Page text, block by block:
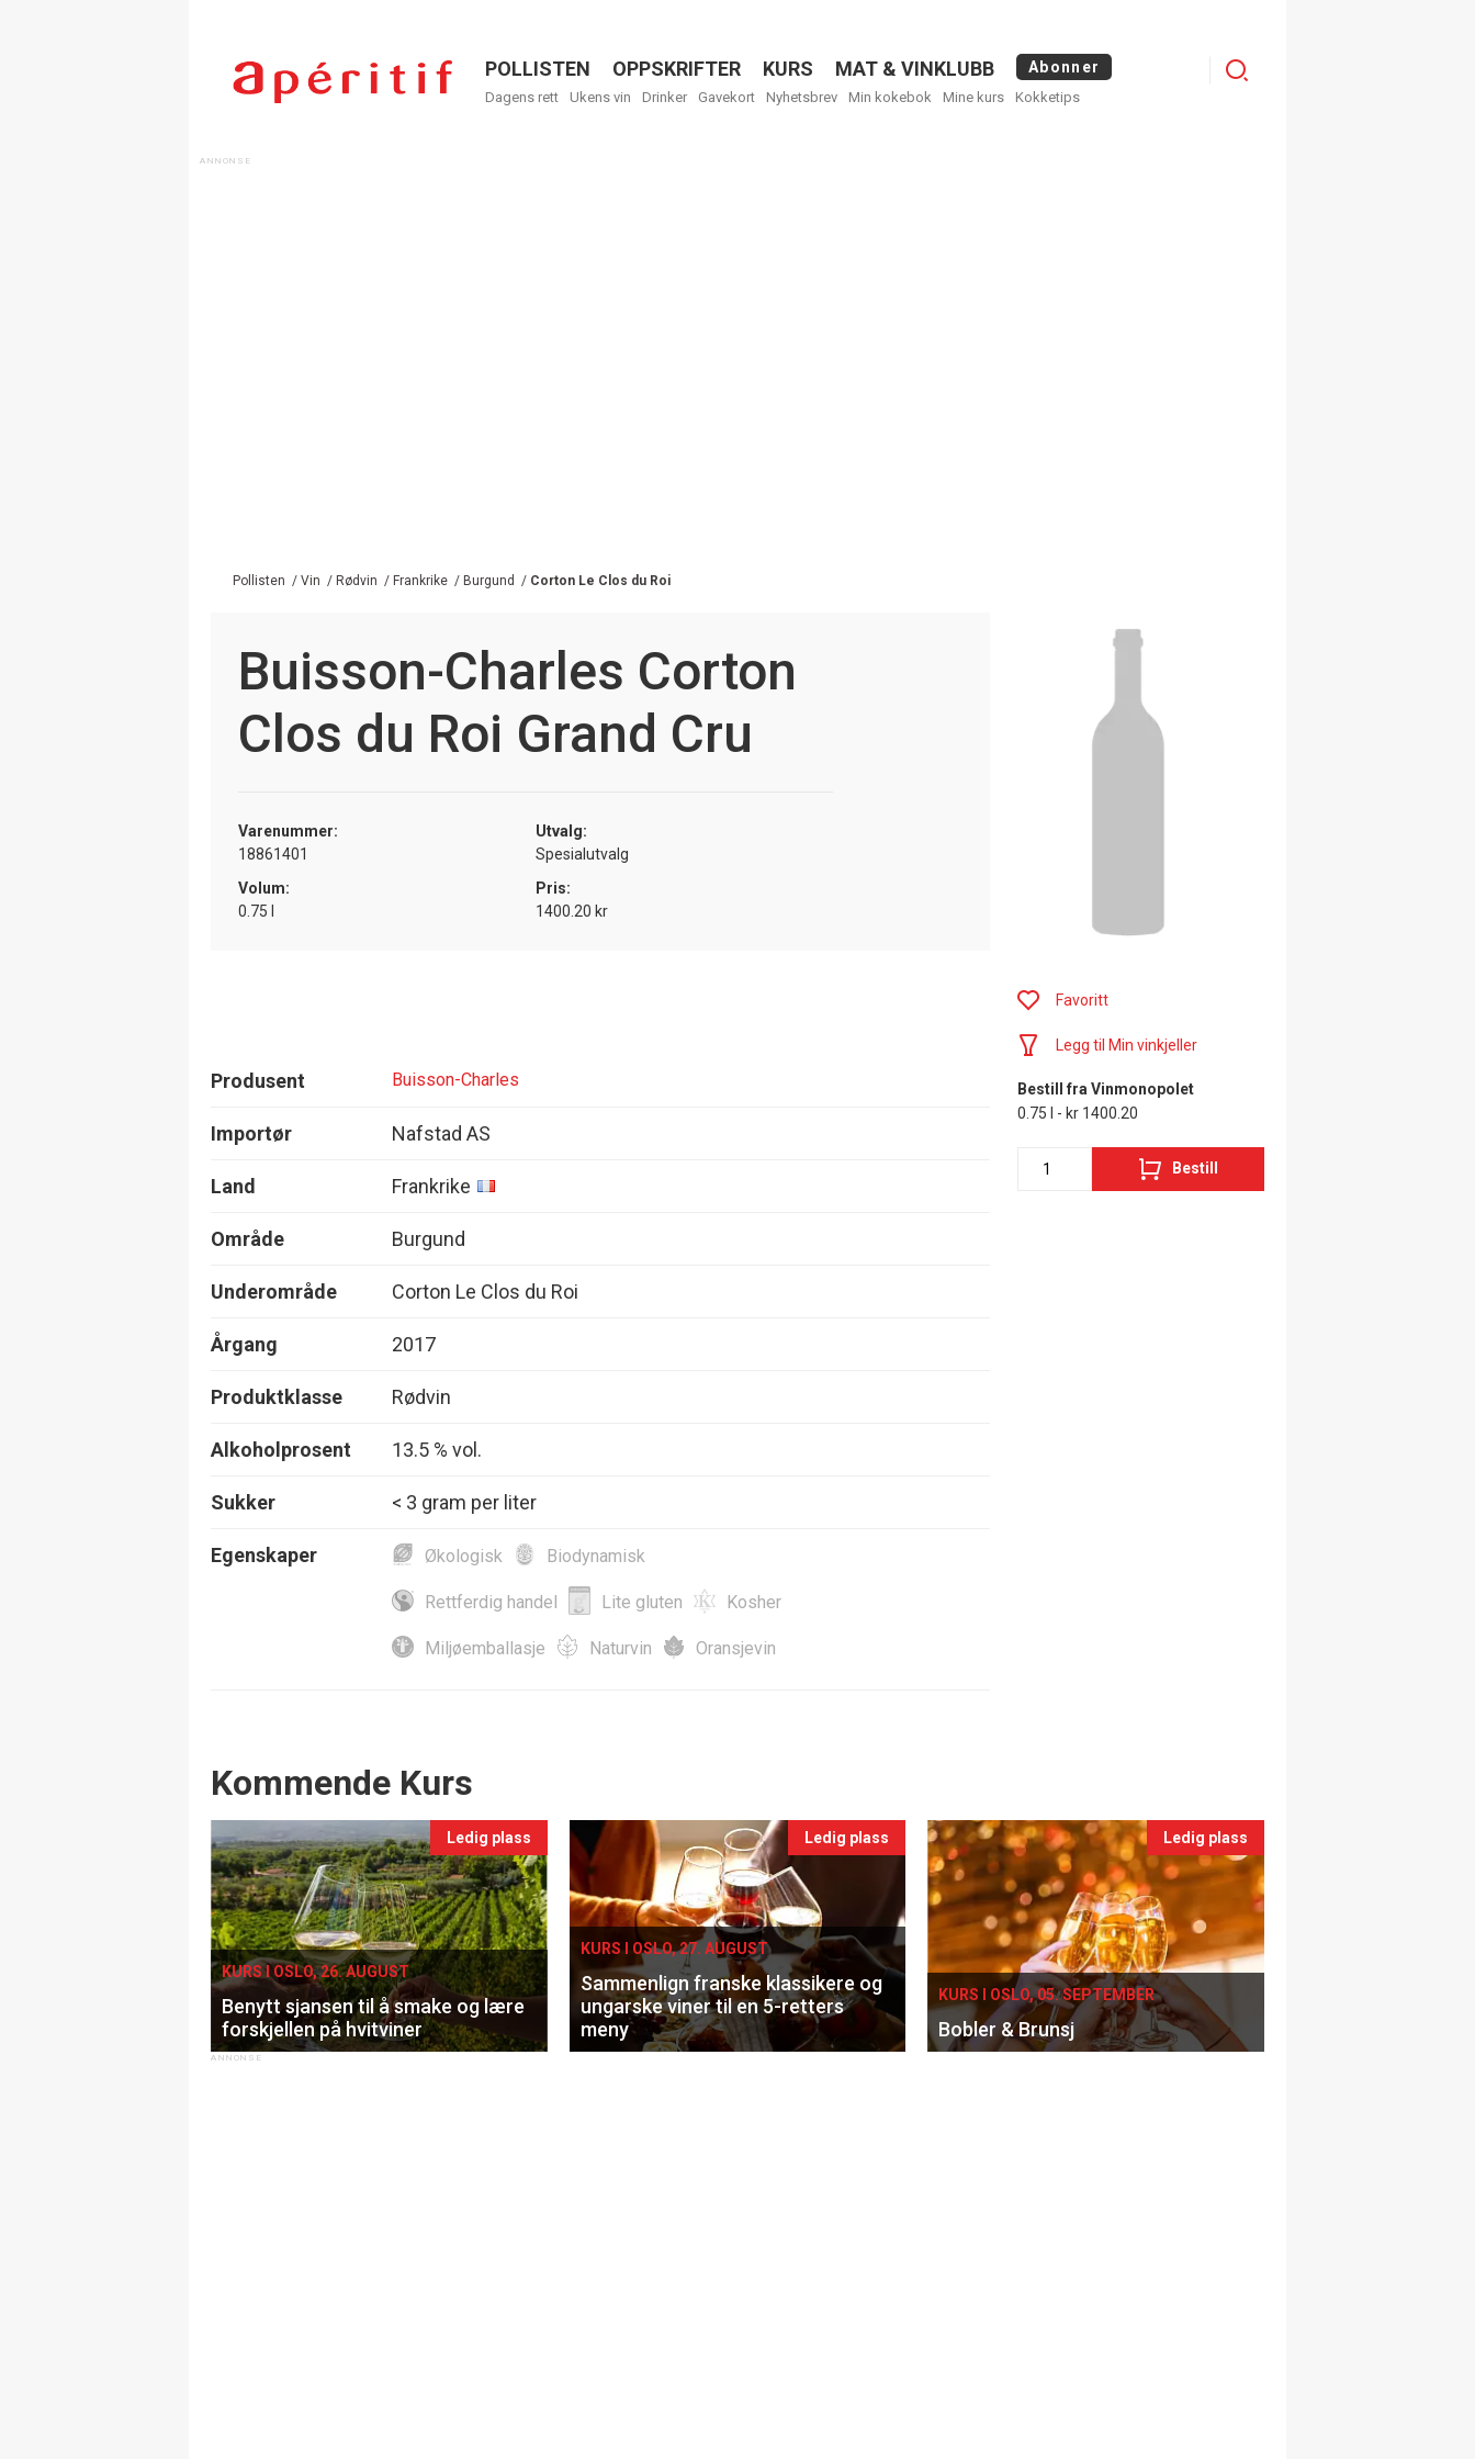
Menu
POLLISTEN OPPSKRIFTER KURS MAT & VINKLUBB Abonner
Dagens rett Ukens vin Drinker Gavekort Nyhetsbrev Min kokebok Mine kurs Kokketips
Menu
Pollisten / Vin / Rødvin / Frankrike / Burgund / Corton Le Clos du Roi
Buisson-Charles Corton
Clos du Roi Grand Cru
Varenummer:
18861401
Utvalg:
Spesialutvalg
Volum:
0.75 l
Pris:
1400.20 kr
Produsent Buisson-Charles
Importør Nafstad AS
Land Frankrike
Område Burgund
Underområde Corton Le Clos du Roi
Årgang 2017
Produktklasse Rødvin
Alkoholprosent 13.5 % vol.
Sukker < 3 gram per liter
Egenskaper Økologisk Biodynamisk
Rettferdig handel Lite gluten Kosher
Miljøemballasje Naturvin Oransjevin
Favoritt
Legg til Min vinkjeller
Bestill fra Vinmonopolet
0.75 l - kr 1400.20
Bestill
Events
Kommende Kurs
Ledig plass
KURS I OSLO, 26. AUGUST
Benytt sjansen til å smake og lære
forskjellen på hvitviner
Ledig plass
KURS I OSLO, 27. AUGUST
Sammenlign franske klassikere og
ungarske viner til en 5-retters
meny
Ledig plass
KURS I OSLO, 05. SEPTEMBER
Bobler & Brunsj